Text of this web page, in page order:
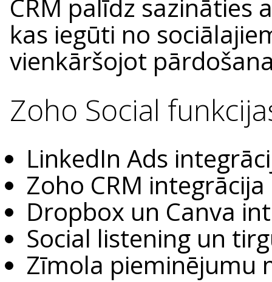
CRM palīdz sazināties
kas iegūti no
vienkāršojot
Zoho Social
LinkedIn Ads
Zoho CRM integrācija
Dropbox un Canva
Social listening un
Zīmola